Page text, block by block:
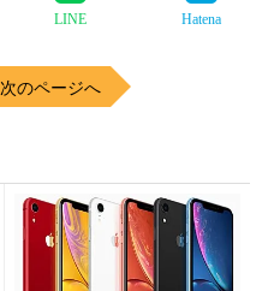
LINE Hatena
次のページへ